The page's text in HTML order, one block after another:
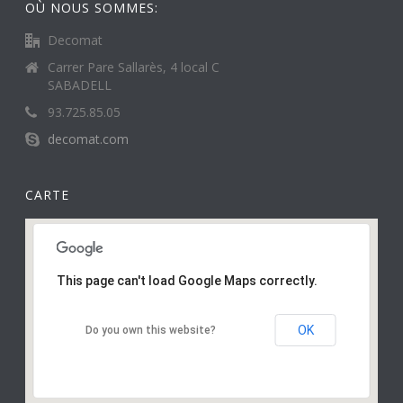
OÙ NOUS SOMMES:
Decomat
Carrer Pare Sallarès, 4 local C
SABADELL
93.725.85.05
decomat.com
CARTE
This page can't load Google Maps correctly.
Do you own this website? OK